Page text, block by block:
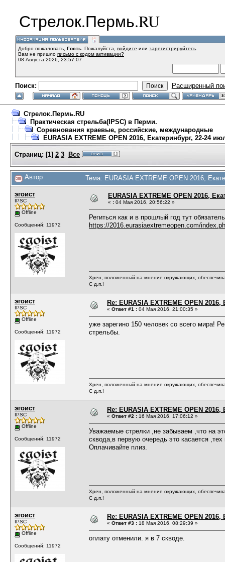
Стрелок.Пермь.RU
Добро пожаловать, Гость . Пожалуйста, войдите или зарегистрируйтесь
Вам не пришло письмо с кодом активации?
08 Августа 2026, 23:57:07
Поиск: Расширенный
Стрелок.Пермь.RU
Практическая стрельба(IPSC) в Перми.
Соревнования краевые, российские, международные
EURASIA EXTREME OPEN 2016, Екатеринбург, 22-24
Страниц: [1] 2 3 Все
Автор Тема: EURASIA EXTREME OPEN 2016,
эгоист
IPSC
Offline
Сообщений: 11972
EURASIA EXTREME OPEN 2016,
« : 04 Мая 2016, 20:56:22 »
Региться как и в прошлый год тут
https://2016.eurasiaextremeopen.com/
Хрен, положенный на мнение окружающих,
С д.п.!
эгоист
IPSC
Offline
Сообщений: 11972
Re: EURASIA EXTREME OPEN
« Ответ #1 : 04 Мая 2016, 21:00:35 »
уже зарегино 150 человек со всего мира!
стрельбы.
Хрен, положенный на мнение окружающих,
С д.п.!
эгоист
IPSC
Offline
Сообщений: 11972
Re: EURASIA EXTREME OPEN
« Ответ #2 : 16 Мая 2016, 17:06:12 »
Уважаемые стрелки ,не забываем ,что на
сквода,в первую очередь это касается
Оплачивайте плиз.
Хрен, положенный на мнение окружающих,
С д.п.!
эгоист
IPSC
Offline
Сообщений: 11972
Re: EURASIA EXTREME OPEN
« Ответ #3 : 18 Мая 2016, 08:29:39 »
оплату отменили. я в 7 скводе.